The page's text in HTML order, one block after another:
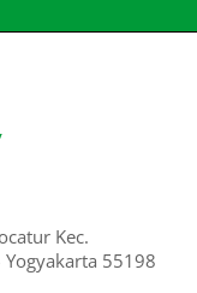
Kec.
55198